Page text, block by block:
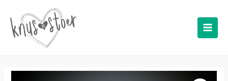
Main